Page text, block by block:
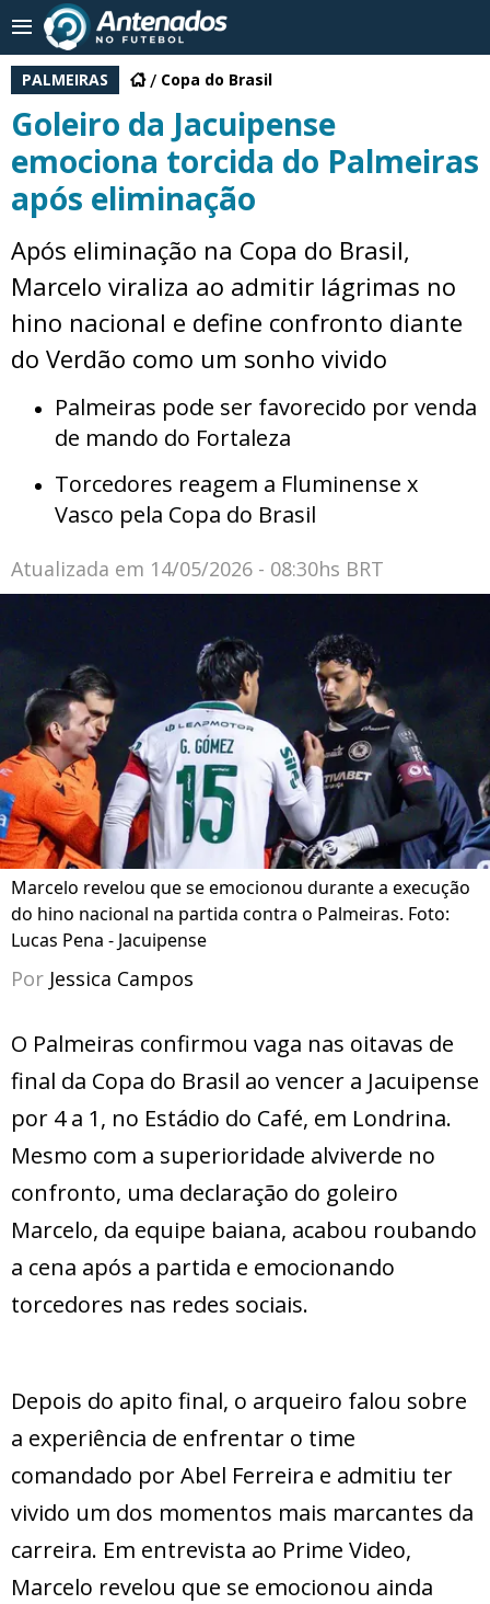
PALMEIRAS Copa do Brasil
Goleiro da Jacuipense
emociona torcida do Palmeiras
após eliminação
Após eliminação na Copa do Brasil,
Marcelo viraliza ao admitir lágrimas no
hino nacional e define confronto diante
do Verdão como um sonho vivido
Palmeiras pode ser favorecido por venda
de mando do Fortaleza
Torcedores reagem a Fluminense x
Vasco pela Copa do Brasil
Atualizada em 14/05/2026 - 08:30hs BRT
Marcelo revelou que se emocionou durante a execução
do hino nacional na partida contra o Palmeiras. Foto:
Lucas Pena - Jacuipense
Por Jessica Campos
O Palmeiras confirmou vaga nas oitavas de
final da Copa do Brasil ao vencer a Jacuipense
por 4 a 1, no Estádio do Café, em Londrina.
Mesmo com a superioridade alviverde no
confronto, uma declaração do goleiro
Marcelo, da equipe baiana, acabou roubando
a cena após a partida e emocionando
torcedores nas redes sociais.
Depois do apito final, o arqueiro falou sobre
a experiência de enfrentar o time
comandado por Abel Ferreira e admitiu ter
vivido um dos momentos mais marcantes da
carreira. Em entrevista ao Prime Video,
Marcelo revelou que se emocionou ainda